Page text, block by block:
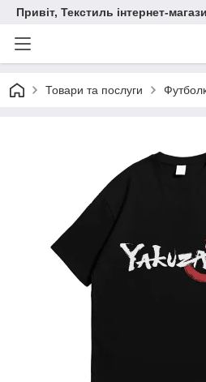
Привіт, Текстиль інтернет-
Товари та послуги